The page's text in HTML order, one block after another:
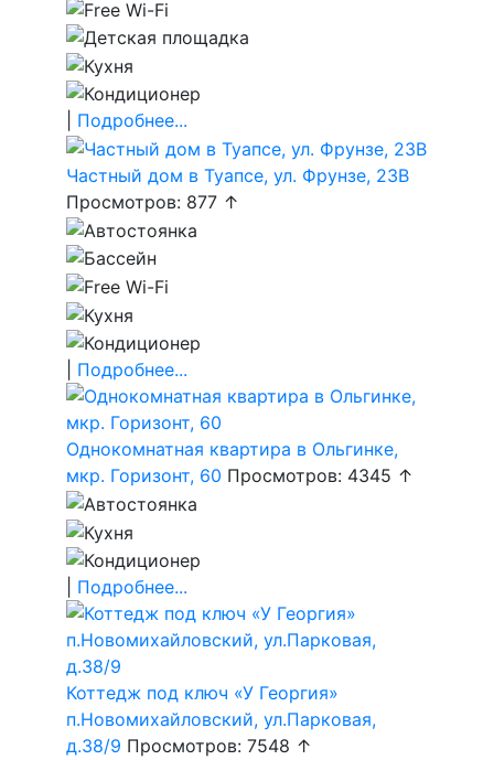
Подробнее...
Частный дом в Туапсе, ул. Фрунзе, 23В
Просмотров: 877 ↑
Подробнее...
Однокомнатная квартира в Ольгинке,
мкр. Горизонт, 60 Просмотров: 4345 ↑
Подробнее...
Коттедж под ключ «У Георгия»
п.Новомихайловский, ул.Парковая,
д.38/9 Просмотров: 7548 ↑